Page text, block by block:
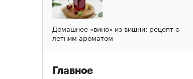
Домашнее «вино» из вишни: рецепт с
летним ароматом
Главное